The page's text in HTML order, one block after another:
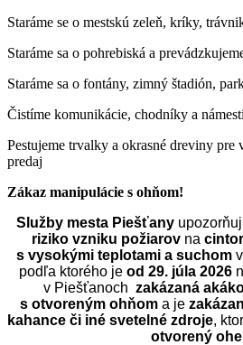
Staráme se o mestskú zeleň, kríky,
Staráme sa o pohrebiská a
Staráme sa o fontány, zimný štadión,
Čistíme komunikácie, chodníky a
Pestujeme trvalky a okrasné dreviny pre
predaj
Zákaz manipulácie s ohňom!
Služby mesta Piešťany
riziko vzniku požiarov na
s vysokými teplotami a suchom
podľa ktorého je od 29. júla 2026
v Piešťanoch zakázaná
s otvoreným ohňoma je
kahance či iné svetelné zdroje,
otvorený